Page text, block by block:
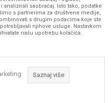
Prijavite se
saobraćaj. Isto tako, podatke
s partnerima za društvene medije,
s drugim podacima koje ste
njihove usluge. Nastavkom
našu upotrebu kolačića.
Saznaj više